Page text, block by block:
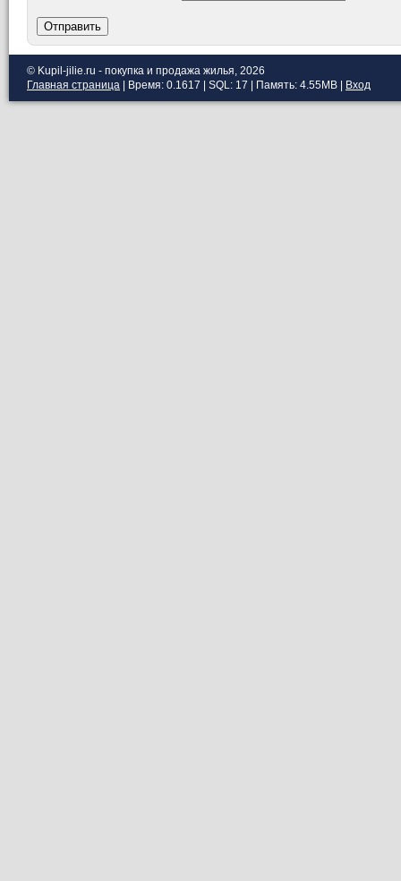
Отправить
© Kupil-jilie.ru - покупка и продажа жилья, 2026
Главная страница | Время: 0.1617 | SQL: 17 | Память: 4.55MB Вход